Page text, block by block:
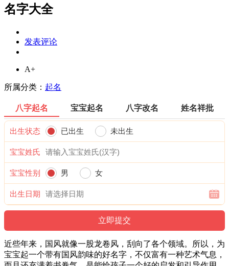
名字大全
发表评论
A+
所属分类： 起名
八字起名 宝宝起名 八字改名 姓名祥批
出生状态 已出生 未出生
宝宝姓氏
宝宝性别 男 女
出生日期
近些年来，国风就像一股龙卷风，刮向了各个领域。所以，为
宝宝起一个带有国风韵味的好名字，不仅富有一种艺术气息，